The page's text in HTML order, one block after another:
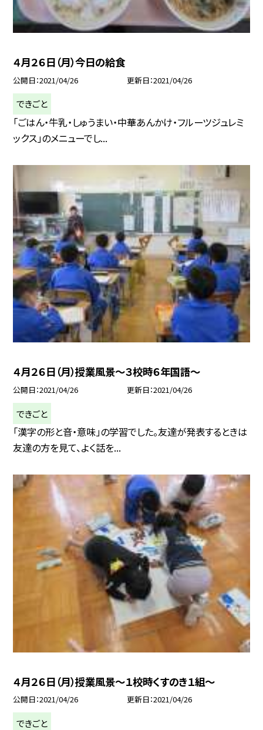
４月２６日（月）今日の給食
公開日 2021/04/26 更新日 2021/04/26
できごと
「ごはん・牛乳・しゅうまい・中華あんかけ・フルーツジュレミ
ックス」のメニューでし...
４月２６日（月）授業風景〜３校時６年国語〜
公開日 2021/04/26 更新日 2021/04/26
できごと
「漢字の形と音・意味」の学習でした。友達が発表するときは
友達の方を見て、よく話を...
４月２６日（月）授業風景〜１校時くすのき１組〜
公開日 2021/04/26 更新日 2021/04/26
できごと